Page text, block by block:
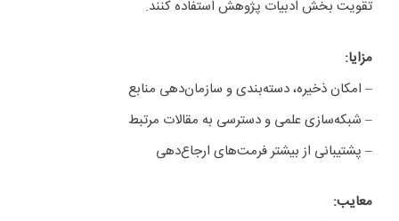
تقویت بخش ادبیات پژوهش استفاده کنند.
مزایا:
– امکان ذخیره، دسته‌بندی و سازمان‌دهی منابع
– شبکه‌سازی علمی و دسترسی به مقالات مرتبط
– پشتیبانی از بیشتر فرمت‌های ارجاع‌دهی
معایب: